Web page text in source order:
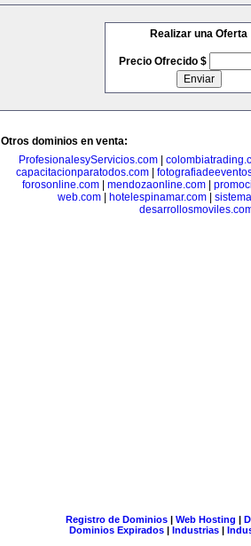
Realizar una Oferta
Precio Ofrecido $
Otros dominios en venta:
ProfesionalesyServicios.com
capacitacionparatodos.com
forosonline.com| mendozaonline.com|
web.com
hotelespinamar.com
Registro de Dominios| Web Hosting |
Dominios Expirados | Industrias |